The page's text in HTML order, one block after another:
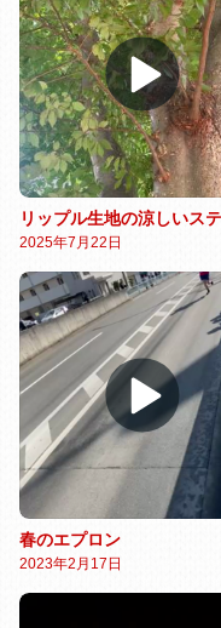
2025年7月22日
春のエプロン
2023年2月17日